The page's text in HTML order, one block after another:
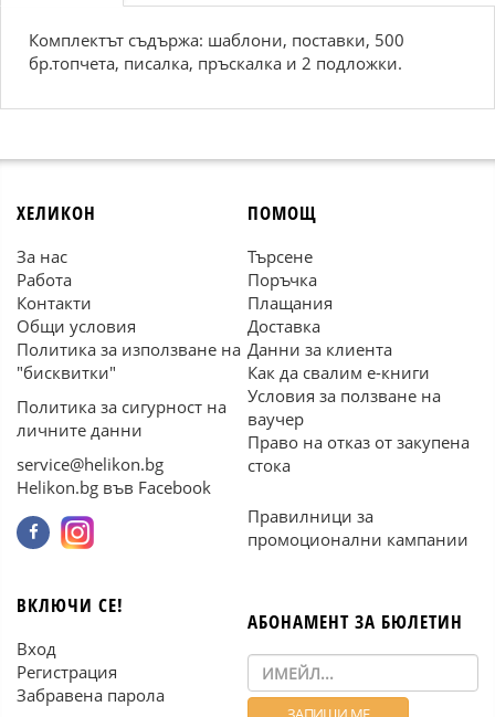
Комплектът съдържа: шаблони, поставки, 500
бр.топчета, писалка, пръскалка и 2 подложки.
ХЕЛИКОН
За нас
Работа
Контакти
Общи условия
Политика за използване на
"бисквитки"
Политика за сигурност на
личните данни
service@helikon.bg
Helikon.bg във Facebook
ПОМОЩ
Търсене
Поръчка
Плащания
Доставка
Данни за клиента
Как да свалим е-книги
Условия за ползване на
ваучер
Право на отказ от закупена
стока
Правилници за
промоционални кампании
ВКЛЮЧИ СЕ!
Вход
Регистрация
Забравена парола
АБОНАМЕНТ ЗА БЮЛЕТИН